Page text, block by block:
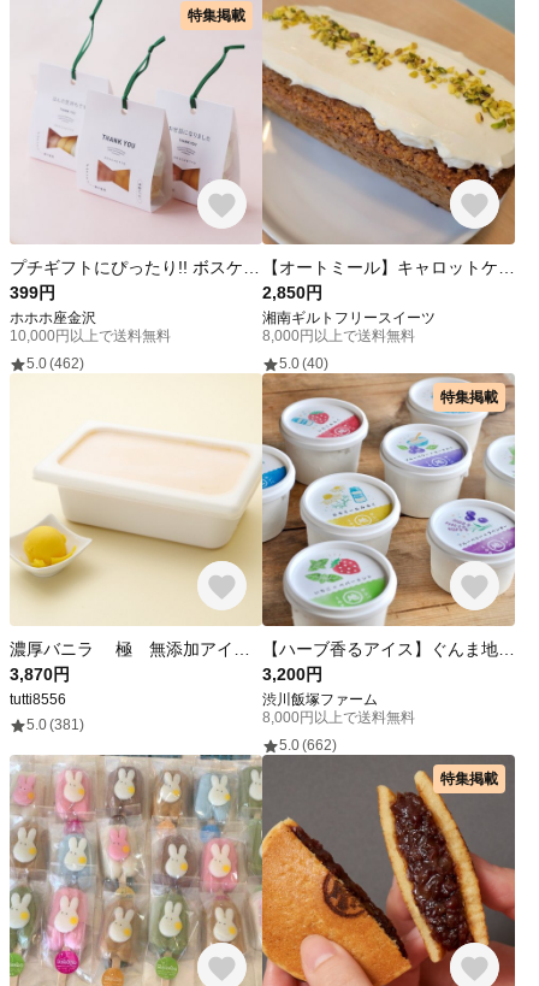
特集掲載
399円
ホホホ座金沢
10,000円以上で送料無料
5.0(462)
2,850円
湘南ギルトフリースイーツ
8,000円以上で送料無料
5.0(40)
3,870円
tutti8556
5.0(381)
特集掲載
3,200円
渋川飯塚ファーム
8,000円以上で送料無料
5.0(662)
特集掲載